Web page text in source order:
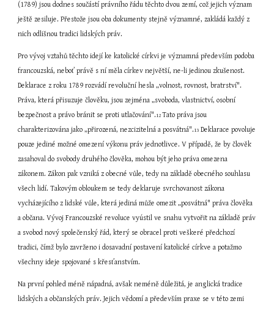
(1789) jsou dodnes součástí právního řádu těchto dvou zemí, což jejich význam
ještě zesiluje. Přestože jsou oba dokumenty stejně významné, zakládá každý z
nich odlišnou tradici lidských práv.
Pro vývoj vztahů těchto idejí ke katolické církvi je významná především podoba
francouzská, neboť právě s ní měla církev největší, ne-li jedinou zkušenost.
Deklarace z roku 1789 rozvádí revoluční hesla „volnost, rovnost, bratrství".
Práva, která přisuzuje člověku, jsou zejména „svoboda, vlastnictví, osobní
bezpečnost a právo bránit se proti utlačování".12 Tato práva jsou
charakterizována jako „přirozená, nezcizitelná a posvátná".13 Deklarace povoluje
pouze jediné možné omezení výkonu práv jednotlivce. V případě, že by člověk
zasahoval do svobody druhého člověka, mohou být jeho práva omezena
zákonem. Zákon pak vzniká z obecné vůle, tedy na základě obecného souhlasu
všech lidí. Takovým obloukem se tedy deklaruje svrchovanost zákona
vycházejícího z lidské vůle, která jediná může omezit „posvátná" práva člověka
a občana. Vývoj Francouzské revoluce vyústil ve snahu vytvořit na základě práv
a svobod nový společenský řád, který se obracel proti veškeré předchozí
tradici, čímž bylo zavrženo i dosavadní postavení katolické církve a potažmo
všechny ideje spojované s křesťanstvím.
Na první pohled méně nápadná, avšak neméně důležitá, je anglická tradice
lidských a občanských práv. Jejich vědomí a především praxe se v této zemi